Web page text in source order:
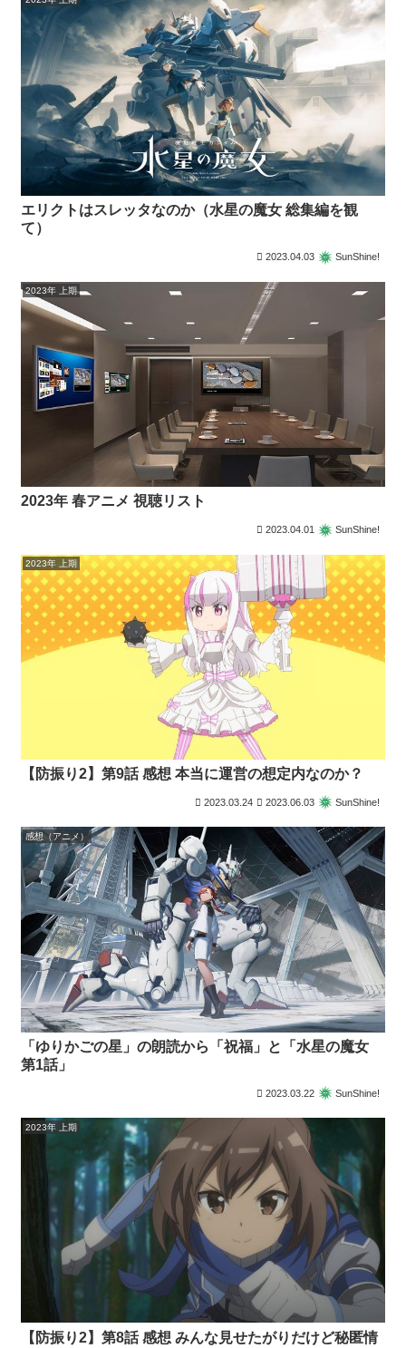
エリクトはスレッタなのか（水星の魔女 総集編を観
て）
2023.04.03 SunShine!
2023年 上期
2023年 春アニメ 視聴リスト
2023.04.01 SunShine!
2023年 上期
【防振り2】第9話 感想 本当に運営の想定内なのか？
2023.03.24 2023.06.03 SunShine!
感想（アニメ）
「ゆりかごの星」の朗読から「祝福」と「水星の魔女
第1話」
2023.03.22 SunShine!
2023年 上期
【防振り2】第8話 感想 みんな見せたがりだけど秘匿情